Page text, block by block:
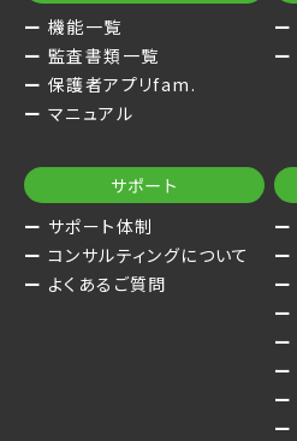
機能一覧
監査書類一覧
保護者アプリfam.
マニュアル
サポート
サポート体制
コンサルティングについて
よくあるご質問